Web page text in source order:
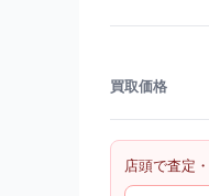
買取価格
店頭で査定